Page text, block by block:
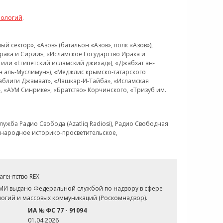
.
«Азов» (батальон «Азов», полк «Азов»),
и Сирии», «Исламское Государство Ирака и
«Египетский исламский джихад»), «Джабхат ан-
Муслимун»), «Меджлис крымско-татарского
Джамаат», «Лашкар-И-Тайба», «Исламская
Синрике», «Братство» Корчинского, «Тризуб им.
Радио Свобода (Azatliq Radiosi), Радио Свободная
историко-просветительское,
REX
выдано Федеральной службой по надзору в сфере
и массовых коммуникаций (Роскомнадзор).
ИА № ФС 77 - 91094
01.04.2026